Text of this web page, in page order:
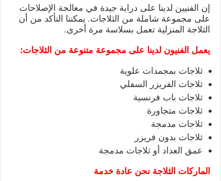
إن الفنيين لدينا على دراية جيدة في معالجة الإصلاحات
على مجموعة شاملة من الثلاجات. يمكننا التأكد من أن
الثلاجة المنزلية تعمل بسلاسة مرة أخرى.
يعمل الفنيون لدينا على مجموعة متنوعة من الثلاجات:
ثلاجات بمجمدات علوية
ثلاجات الفريزر السفلي
ثلاجات باب فرنسية
ثلاجات متجاورة
ثلاجات مدمجة
ثلاجات بدون فريزر
عمق العداد أو ثلاجات مدمجة
الماركات الثلاجة نحن عادة خدمة